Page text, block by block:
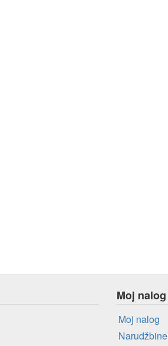
Moj nalog
Moj nalog
Narudžbine